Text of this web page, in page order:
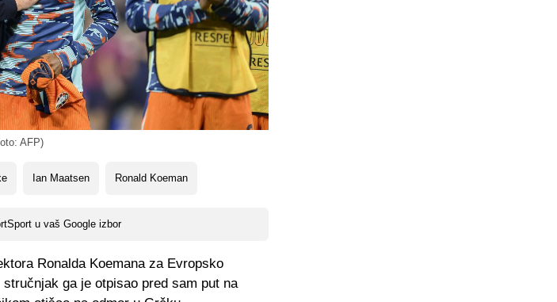
AFP)
Ian Maatsen Ronald Koeman
u vaš Google izbor
Ronalda Koemana za Evropsko
ga je otpisao pred sam put na